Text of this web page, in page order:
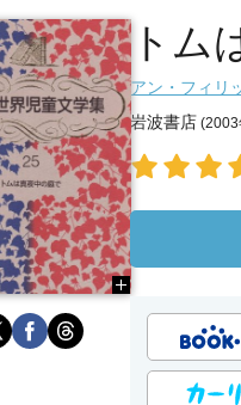
トム
アン・フィリ
岩波書店 (2003